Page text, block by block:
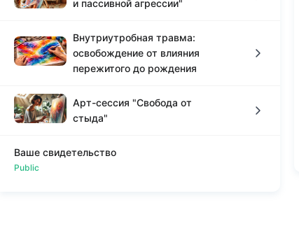
и пассивной агрессии"
Вступление к арт-сессии
Арт-сессия "Свобода от гнева и пассивной
Моя картина - мой процесс исцеления
Внутриутробная травма:
освобождение от влияния
пережитого до рождения
Арт-сессия "Свобода от отверженности"
Арт-сессия "Свобода от
стыда"
Вступление
Ваше свидетельство
Public